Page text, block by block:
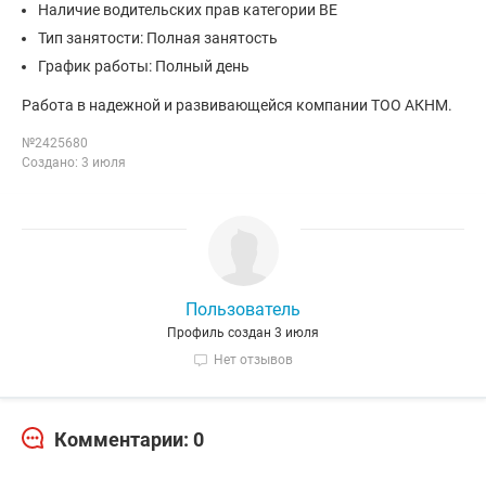
Наличие водительских прав категории BE
Тип занятости: Полная занятость
График работы: Полный день
Работа в надежной и развивающейся компании ТОО АКНМ.
№2425680
Создано: 3 июля
Пользователь
Профиль создан 3 июля
Нет отзывов
Комментарии: 0